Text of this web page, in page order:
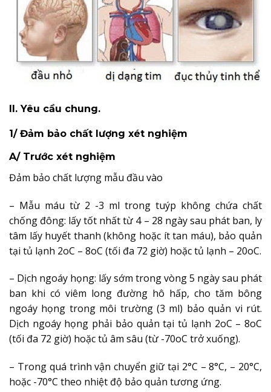
II. Yêu cầu chung.
1/ Đảm bảo chất lượng xét nghiệm
A/ Trước xét nghiệm
Đảm bảo chất lượng mẫu đầu vào
– Mẫu máu từ 2 -3 ml trong tuýp không chứa chất
chống đông: lấy tốt nhất từ 4 – 28 ngày sau phát ban, ly
tâm lấy huyết thanh (không hoặc ít tan máu), bảo quản
tại tủ lạnh 2oC – 8oC (tối đa 72 giờ) hoặc tủ lạnh – 20oC.
– Dịch ngoáy họng: lấy sớm trong vòng 5 ngày sau phát
ban khi có viêm long đường hô hấp, cho tăm bông
ngoáy họng trong môi trường (3 ml) bảo quản vi rút.
Dịch ngoáy họng phải bảo quản tại tủ lạnh 2oC – 8oC
(tối đa 72 giờ) hoặc tủ âm sâu (từ -70oC trở xuống).
– Trong quá trình vận chuyển giữ tại 2°C – 8°C, – 20°C,
hoặc -70°C theo nhiệt độ bảo quản tương ứng.